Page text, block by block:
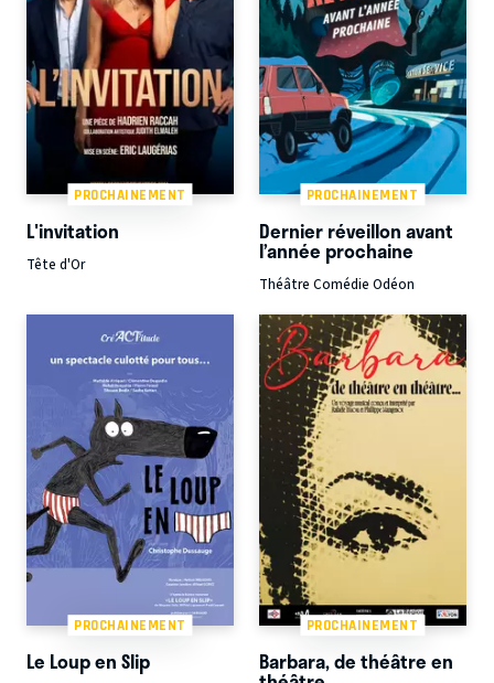
PROCHAINEMENT
L'invitation
Tête d'Or
PROCHAINEMENT
Dernier réveillon avant
l’année prochaine
Théâtre Comédie Odéon
PROCHAINEMENT
Le Loup en Slip
PROCHAINEMENT
Barbara, de théâtre en